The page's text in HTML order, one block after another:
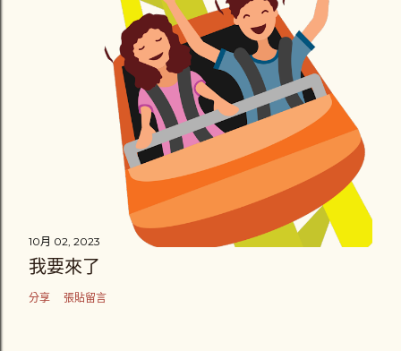
10月 02, 2023
我要來了
分享 張貼留言